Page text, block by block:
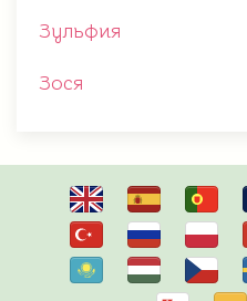
Зульфия
Зося